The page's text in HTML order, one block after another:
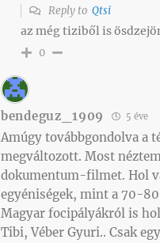
Reply to Qtsi
az még tiziből is
0
bendeguz_1909 5 éve
Amúgy továbbgondolva a
megváltozott. Most
dokumentum-filmet. Hol
egyéniségek, mint a 70-
Magyar focipályákról is
Tibi, Véber Gyuri.. Csak